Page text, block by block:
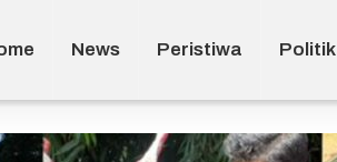
News Peristiwa Politik